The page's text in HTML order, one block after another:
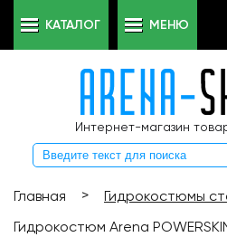
Интернет-магазин
КАТАЛОГ МЕНЮ
Главная > Гидрокостюмы
Гидрокостюм Arena